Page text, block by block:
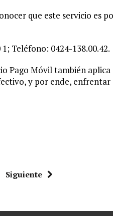
que este servicio es
Teléfono: 0424-138.00.42.
Pago Móvil también
y por ende,
Siguiente